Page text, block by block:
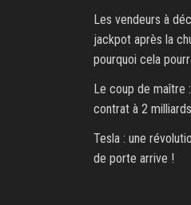
Les vendeurs à
jackpot après la
pourquoi cela
Le coup de maître
contrat à 2
Tesla : une
de porte arrive !